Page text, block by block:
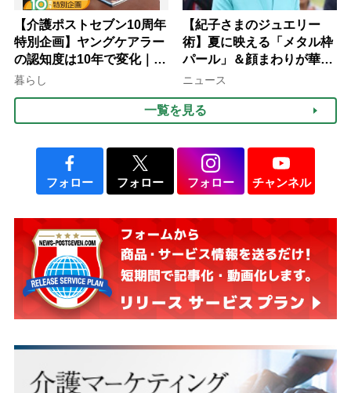
【介護ポストセブン10周年
特別企画】ヤングケアラー
の認知度は10年で変化｜流
行語大賞にノミネート、法
暮らし
【紀子さまのジュエリー
術】夏に映える「メタル枠
パール」＆顔まわりが華や
ぐ「揺れる一粒」の使い分
ニュース
一覧を見る
フォロー フォロー フォロー チャンネル